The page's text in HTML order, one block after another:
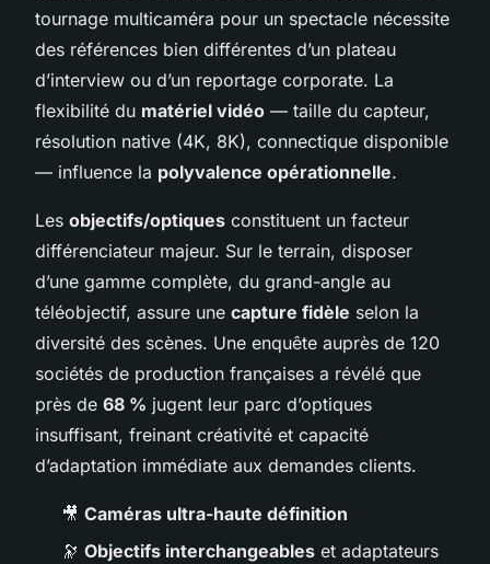
tournage multicaméra pour un spectacle nécessite
des références bien différentes d’un plateau
d’interview ou d’un reportage corporate. La
flexibilité du matériel vidéo — taille du capteur,
résolution native (4K, 8K), connectique disponible
— influence la polyvalence opérationnelle.
Les objectifs/optiques constituent un facteur
différenciateur majeur. Sur le terrain, disposer
d’une gamme complète, du grand-angle au
téléobjectif, assure une capture fidèle selon la
diversité des scènes. Une enquête auprès de 120
sociétés de production françaises a révélé que
près de 68 % jugent leur parc d’optiques
insuffisant, freinant créativité et capacité
d’adaptation immédiate aux demandes clients.
🎥 Caméras ultra-haute définition
🔭 Objectifs interchangeables et adaptateurs